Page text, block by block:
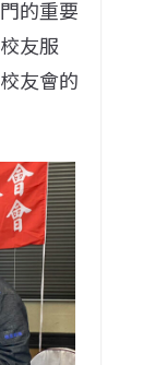
的重要
友服
友會的